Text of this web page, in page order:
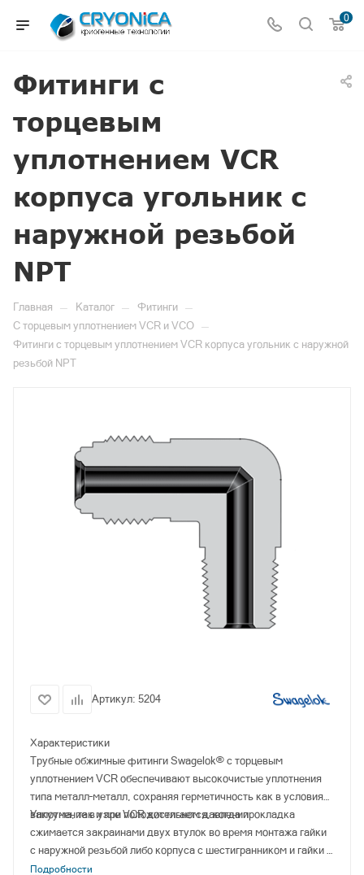
0
Фитинги с
торцевым
уплотнением VCR
корпуса угольник с
наружной резьбой
NPT
Главная — Каталог — Фитинги —
С торцевым уплотнением VCR и VCO —
Фитинги с торцевым уплотнением VCR корпуса угольник с наружной
резьбой NPT
Артикул: 5204
Характеристики
Трубные обжимные фитинги Swagelok® с торцевым
уплотнением VCR обеспечивают высокочистые уплотнения
типа металл–металл, сохраняя герметичность как в условиях
вакуума, так и при положительном давлении.
Уплотнение в узле VCR достигается, когда прокладка
сжимается закраинами двух втулок во время монтажа гайки
с наружной резьбой либо корпуса с шестигранником и гайки с
внутренней резьбой.
Подробности